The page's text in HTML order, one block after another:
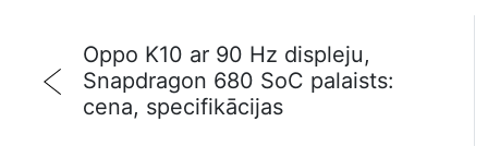
Oppo K10 ar 90 Hz displeju,
Snapdragon 680 SoC palaists:
cena, specifikācijas